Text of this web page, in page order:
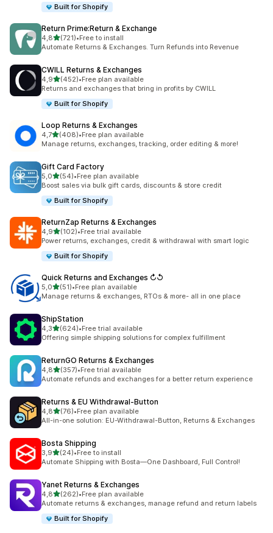
Built for Shopify
Return Prime:Return & Exchange
4,8z 5 hvězd
(721)
Celkový počet recenzí: 721
•Free to install
Automate Returns & Exchanges. Turn Refunds into Revenue
CWILL Returns & Exchanges
4,9z 5 hvězd
(452)
Celkový počet recenzí: 452
•Free plan available
Returns and exchanges that bring in profits by CWILL
Built for Shopify
Loop Returns & Exchanges
4,7z 5 hvězd
(408)
Celkový počet recenzí: 408
•Free plan available
Manage returns, exchanges, tracking, order editing & more!
Gift Card Factory
5,0z 5 hvězd
(54)
Celkový počet recenzí: 54
•Free plan available
Boost sales via bulk gift cards, discounts & store credit
Built for Shopify
ReturnZap Returns & Exchanges
4,9z 5 hvězd
(102)
Celkový počet recenzí: 102
•Free trial available
Power returns, exchanges, credit & withdrawal with smart logic
Built for Shopify
Quick Returns and Exchanges ↻↺
5,0z 5 hvězd
(51)
Celkový počet recenzí: 51
•Free plan available
Manage returns & exchanges, RTOs & more- all in one place
ShipStation
4,3z 5 hvězd
(624)
Celkový počet recenzí: 624
•Free trial available
Offering simple shipping solutions for complex fulfillment
ReturnGO Returns & Exchanges
4,8z 5 hvězd
(357)
Celkový počet recenzí: 357
•Free trial available
Automate refunds and exchanges for a better return experience
Returns & EU Withdrawal‑Button
4,8z 5 hvězd
(76)
Celkový počet recenzí: 76
•Free plan available
All-in-one solution: EU-Withdrawal-Button, Returns & Exchanges
Bosta Shipping
3,9z 5 hvězd
(24)
Celkový počet recenzí: 24
•Free to install
Automate Shipping with Bosta—One Dashboard, Full Control!
Yanet Returns & Exchanges
4,8z 5 hvězd
(262)
Celkový počet recenzí: 262
•Free plan available
Automate returns & exchanges, manage refund and return labels
Built for Shopify